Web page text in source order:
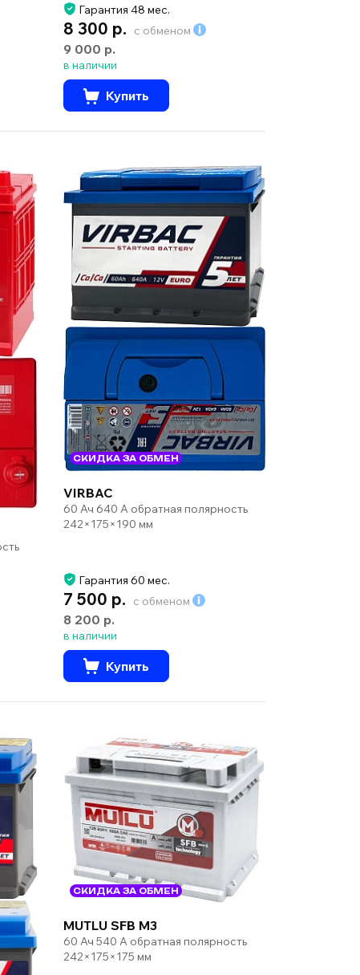
Гарантия 48 мес.
8 300 р. с обменом
9 000 р.
в наличии
Купить
СКИДКА ЗА ОБМЕН
VIRBAC
60 Ач 640 А обратная полярность
242×175×190 мм
Гарантия 60 мес.
7 500 р. с обменом
8 200 р.
в наличии
Купить
СКИДКА ЗА ОБМЕН
MUTLU SFB M3
60 Ач 540 А обратная полярность
242×175×175 мм